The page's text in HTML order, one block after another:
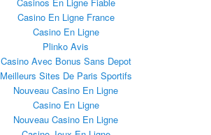
Casino En Ligne France
Casino En Ligne
Plinko Avis
Casino Avec Bonus Sans Depot
Meilleurs Sites De Paris Sportifs
Nouveau Casino En Ligne
Casino En Ligne
Nouveau Casino En Ligne